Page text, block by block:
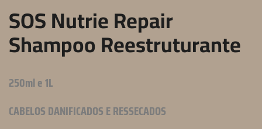
SOS Nutrie Repair
Shampoo Reestruturante
250ml e 1L
CABELOS DANIFICADOS E RESSECADOS